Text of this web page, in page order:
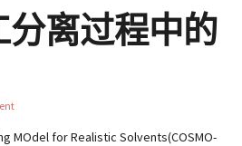
分离过程中的
MOdel for Realistic Solvents(COSMO-